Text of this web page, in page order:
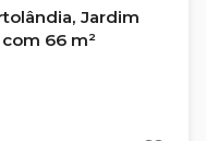
Jardim
66 m²